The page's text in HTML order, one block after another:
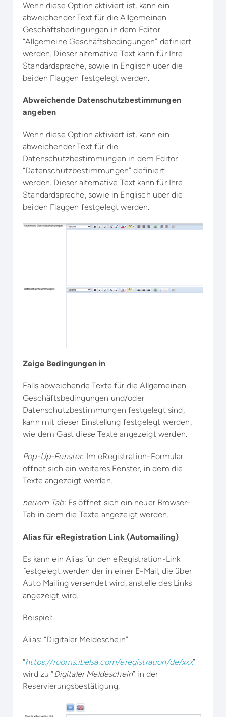
Wenn diese Option aktiviert ist, kann ein
abweichender Text für die Allgemeinen
Geschäftsbedingungen in dem Editor
“Allgemeine Geschäftsbedingungen” definiert
werden. Dieser alternative Text kann für Ihre
Standardsprache, sowie in Englisch über die
beiden Flaggen festgelegt werden.
Abweichende Datenschutzbestimmungen
angeben
Wenn diese Option aktiviert ist, kann ein
abweichender Text für die
Datenschutzbestimmungen in dem Editor
“Datenschutzbestimmungen” definiert
werden. Dieser alternative Text kann für Ihre
Standardsprache, sowie in Englisch über die
beiden Flaggen festgelegt werden.
Zeige Bedingungen in
Falls abweichende Texte für die Allgemeinen
Geschäftsbedingungen und/oder
Datenschutzbestimmungen festgelegt sind,
kann mit dieser Einstellung festgelegt werden,
wie dem Gast diese Texte angezeigt werden.
Pop-Up-Fenster: Im eRegistration-Formular
öffnet sich ein weiteres Fenster, in dem die
Texte angezeigt werden.
neuem Tab: Es öffnet sich ein neuer Browser-
Tab in dem die Texte angezeigt werden.
Alias für eRegistration Link (Automailing)
Es kann ein Alias für den eRegistration-Link
festgelegt werden der in einer E-Mail, die über
Auto Mailing versendet wird, anstelle des Links
angezeigt wird.
Beispiel:
Alias: “Digitaler Meldeschein”
“https://rooms.ibelsa.com/eregistration/de/xxx”
wird zu “Digitaler Meldeschein” in der
Reservierungsbestätigung.